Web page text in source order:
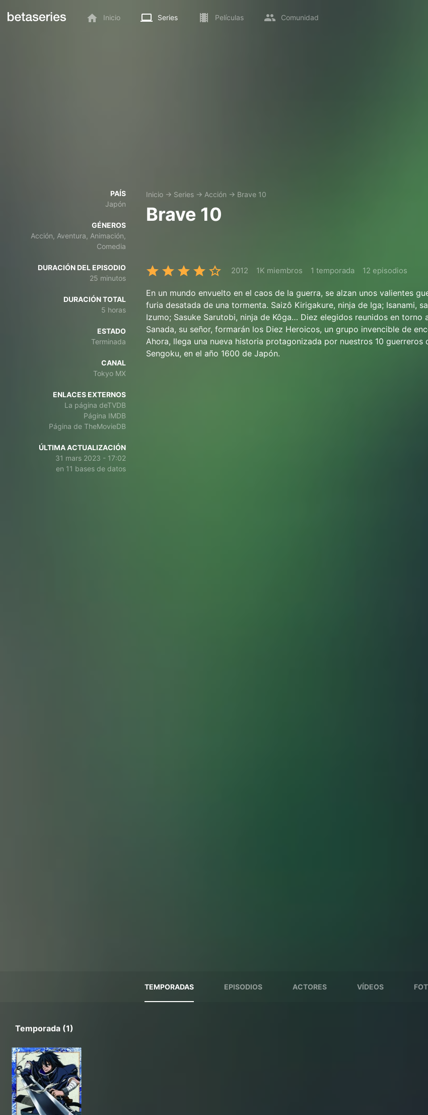
Inicio Series Películas Comunidad
PAÍS
Japón
GÉNEROS
Acción, Aventura, Animación,
Comedia
DURACIÓN DEL EPISODIO
25 minutos
DURACIÓN TOTAL
5 horas
ESTADO
Terminada
CANAL
Tokyo MX
ENLACES EXTERNOS
La página deTVDB
Página IMDB
Página de TheMovieDB
ÚLTIMA ACTUALIZACIÓN
31 mars 2023 - 17:02
en 11 bases de datos
Inicio → Series → Acción → Brave 10
Brave 10
2012 1K miembros 1 temporada 12 episodios
En un mundo envuelto en el caos de la guerra, se alzan unos valientes
furia desatada de una tormenta. Saizô Kirigakure, ninja de Iga; Isanami,
Izumo; Sasuke Sarutobi, ninja de Kôga… Diez elegidos reunidos en torno
Sanada, su señor, formarán los Diez Heroicos, un grupo invencible de
Ahora, llega una nueva historia protagonizada por nuestros 10 guerreros
Sengoku, en el año 1600 de Japón.
TEMPORADAS EPISODIOS ACTORES VÍDEOS
Temporada (1)